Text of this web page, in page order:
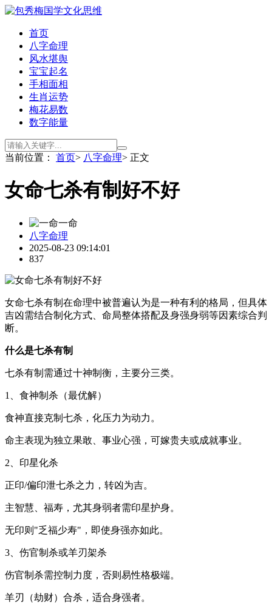
首页
八字命理
风水堪舆
宝宝起名
手相面相
生肖运势
梅花易数
数字能量
当前位置： 首页> 八字命理> 正文
女命七杀有制好不好
一命
八字命理
2025-08-23 09:14:01
837
女命七杀有制在命理中被普遍认为是一种有利的格局，但具体
吉凶需结合制化方式、命局整体搭配及身强身弱等因素综合判
断。
什么是七杀有制
七杀有制需通过十神制衡，主要分三类。
1、食神制杀（最优解）
食神直接克制七杀，化压力为动力。
命主表现为独立果敢、事业心强，可嫁贵夫或成就事业。
2、印星化杀
正印/偏印泄七杀之力，转凶为吉。
主智慧、福寿，尤其身弱者需印星护身。
无印则"乏福少寿"，即使身强亦如此。
3、伤官制杀或羊刃架杀
伤官制杀需控制力度，否则易性格极端。
羊刃（劫财）合杀，适合身强者。